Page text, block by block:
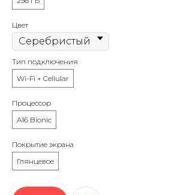
Цвет
Тип подключения
Wi-Fi + Cellular
Процессор
A16 Bionic
Покрытие экрана
Глянцевое